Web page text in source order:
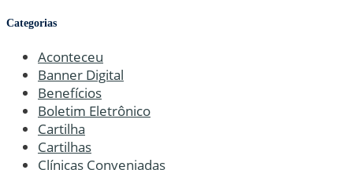
Categorias
Aconteceu
Banner Digital
Benefícios
Boletim Eletrônico
Cartilha
Cartilhas
Clínicas Conveniadas